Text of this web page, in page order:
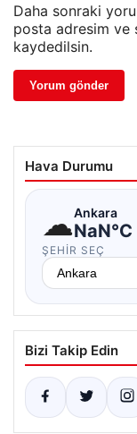
Daha sonraki
posta adresim ve
kaydedilsin.
Hava Durumu
☁Ankara
NaN°C
ŞEHIR SEÇ
Bizi Takip Edin